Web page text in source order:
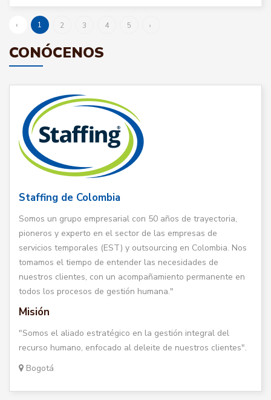
‹ 1 2 3 4 5 ›
CONÓCENOS
Staffing de Colombia
Somos un grupo empresarial con 50 años de trayectoria,
pioneros y experto en el sector de las empresas de
servicios temporales (EST) y outsourcing en Colombia. Nos
tomamos el tiempo de entender las necesidades de
nuestros clientes, con un acompañamiento permanente en
todos los procesos de gestión humana."
Misión
"Somos el aliado estratégico en la gestión integral del
recurso humano, enfocado al deleite de nuestros clientes".
Bogotá